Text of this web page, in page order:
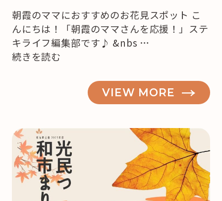
朝霞のママにおすすめのお花見スポット こ
んにちは！「朝霞のママさんを応援！」ステ
キライフ編集部です♪ &nbs …
“桜
花
見
ス
ポ
ッ
続きを読む
VIEW MORE